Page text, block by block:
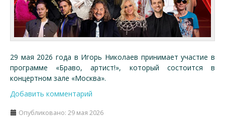
29 мая 2026 года в Игорь Николаев принимает участие в
программе «Браво, артист!», который состоится в
концертном зале «Москва».
Добавить комментарий
Опубликовано: 29 мая 2026